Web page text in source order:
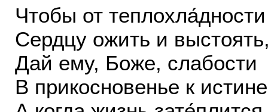
Чтобы от теплохла́дности
Сердцу ожить и
Дай ему, Боже, слабости
В прикосновенье к